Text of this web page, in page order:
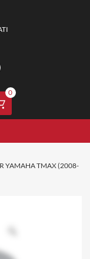
0
YAMAHA TMAX (2008-